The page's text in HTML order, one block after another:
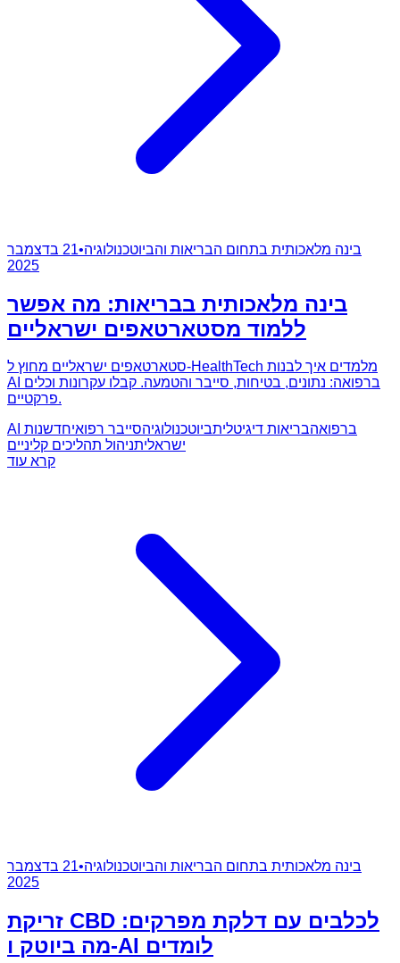
בינה מלאכותית בתחום הבריאות והביוטכנולוגיה•
21 בדצמבר
2025
בינה מלאכותית בבריאות: מה אפשר
ללמוד מסטארטאפים ישראליים
סטארטאפים ישראליים מחוץ ל-HealthTech מלמדים איך לבנות
AI ברפואה: נתונים, בטיחות, סייבר והטמעה. קבלו עקרונות וכלים
פרקטיים.
AI ברפואהבריאות דיגיטליתביוטכנולוגיהסייבר רפואיחדשנות
ישראליתניהול תהליכים קליניים
קרא עוד
בינה מלאכותית בתחום הבריאות והביוטכנולוגיה•
21 בדצמבר
2025
זריקת CBD לכלבים עם דלקת מפרקים:
מה ביוטק ו-AI לומדים